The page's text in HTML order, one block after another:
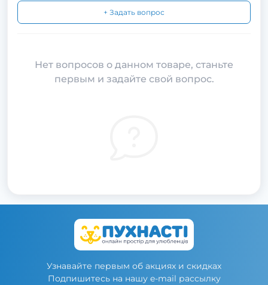
+ Задать вопрос
Нет вопросов о данном товаре, станьте
первым и задайте свой вопрос.
Узнавайте первым об акциях и скидках
Подпишитесь на нашу e-mail рассылку